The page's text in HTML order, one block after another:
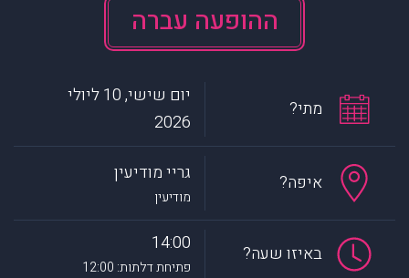
ההופעה עברה
מתי?
יום שישי, 10 ליולי
2026
איפה? גריי מודיעין
מודיעין
באיזו שעה? 14:00
פתיחת דלתות: 12:00